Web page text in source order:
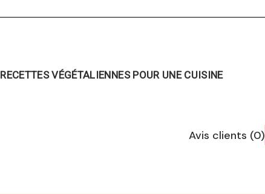
VÉGÉTALIENNES POUR UNE CUISINE
Avis clients (0)